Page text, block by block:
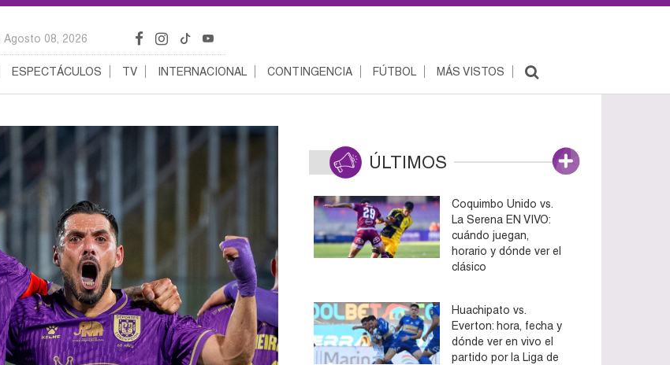
Agosto 08, 2026
ESPECTÁCULOS TV INTERNACIONAL CONTINGENCIA FÚTBOL MÁS VISTOS
ÚLTIMOS
Coquimbo Unido vs.
La Serena EN VIVO:
cuándo juegan,
horario y dónde ver el
clásico
Huachipato vs.
Everton: hora, fecha y
dónde ver en vivo el
partido por la Liga de